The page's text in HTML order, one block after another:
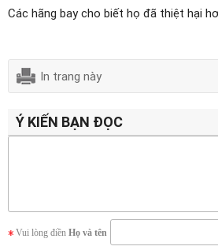
Các hãng bay cho biết họ đã thiệt hại
In trang này
Ý KIẾN BẠN ĐỌC
Vui lòng điền Họ và tên